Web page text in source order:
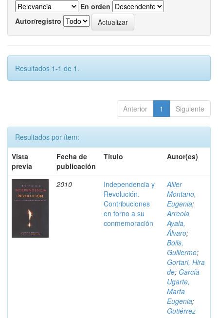
En orden
Autor/registro
Resultados 1-1 de 1.
Anterior 1 Siguiente
Resultados por ítem:
Vista
previa
Fecha de
publicación
Título Autor(es)
2010
Independencia y
Revolución.
Contribuciones
en torno a su
conmemoración
Allier
Montano,
Eugenia;
Arreola
Ayala,
Álvaro;
Boils,
Guillermo;
Gortari, Hira
de; García
Ugarte,
Marta
Eugenia;
Gutiérrez